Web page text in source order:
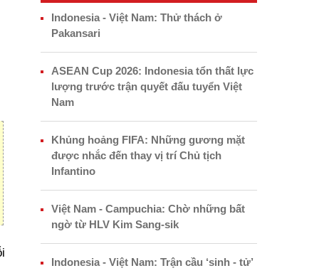
Indonesia - Việt Nam: Thử thách ở
Pakansari
ASEAN Cup 2026: Indonesia tổn thất lực
lượng trước trận quyết đấu tuyển Việt
Nam
Khủng hoảng FIFA: Những gương mặt
được nhắc đến thay vị trí Chủ tịch
Infantino
Việt Nam - Campuchia: Chờ những bất
ngờ từ HLV Kim Sang-sik
Indonesia - Việt Nam: Trận cầu ‘sinh - tử’